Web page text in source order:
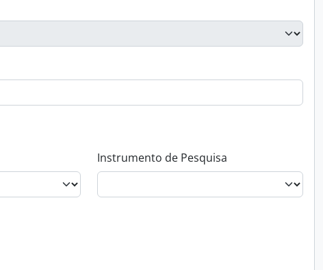
Instrumento de Pesquisa